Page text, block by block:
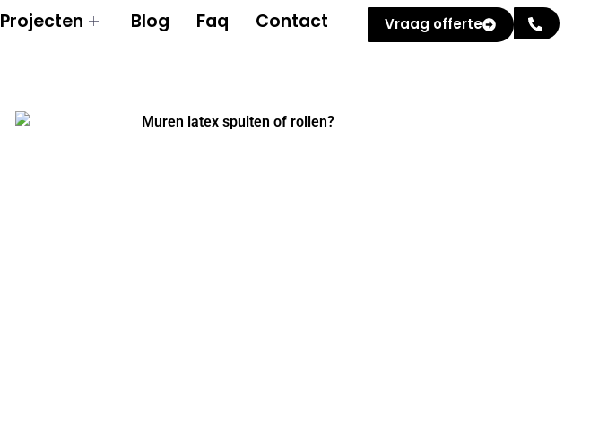
Projecten Blog Faq Contact Vraag offerte